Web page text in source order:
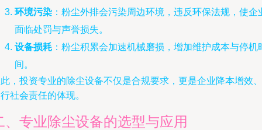
环境污染 ：粉尘外排会污染周边环境，违反环保法规，使企
面临处罚与声誉损失。
设备损耗 ：粉尘积累会加速机械磨损，增加维护成本与停机
间。
，投资专业的除尘设备不仅是合规要求，更是企业降本增效、
社会责任的体现。
、专业除尘设备的选型与应用